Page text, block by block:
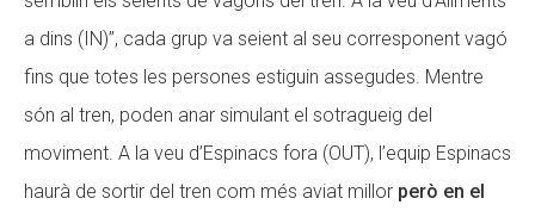
a dins (IN)”, cada grup va seient al seu corresponent vagó
fins que totes les persones estiguin assegudes. Mentre
són al tren, poden anar simulant el sotragueig del
moviment. A la veu d’Espinacs fora (OUT), l’equip Espinacs
haurà de sortir del tren com més aviat millor però en el